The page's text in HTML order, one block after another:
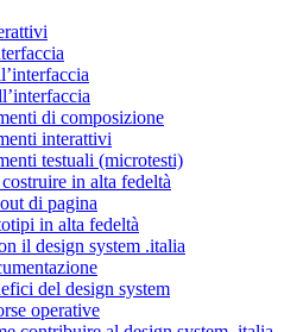
di composizione
interattivi
testuali (microtesti)
in alta fedeltà
di pagina
in alta fedeltà
il design system .italia
del design system
operative